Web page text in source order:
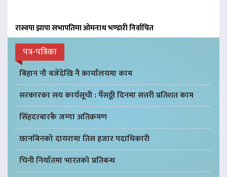
रास्वपा झापा सभापतिमा ओमनाथ भण्डारी निर्वाचित
पत्र-पत्रिका
बिहान नौ बजेदेखि नै कार्यालयमा काम
सरकारका सय कार्यसूची : पैँसठ्ठी दिनमा सत्तरी प्रतिशत काम
सिंहदरबारकै जग्गा अतिक्रमण
छानबिनको दायरामा तिस हजार पदाधिकारी
चिनी निर्यातमा भारतको प्रतिबन्ध